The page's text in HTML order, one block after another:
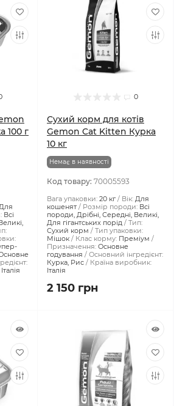
100 г
Всі
Італія
0
Сухий корм для котів
Gemon Cat Kitten Курка
10 кг
Немає в наявності
Код товару: 70005593
Вага упаковки: 20 кг Вік: Для
кошенят
Розмір породи: Всі
породи, Дрібні, Середні, Великі,
Для гігантських порід
Тип:
Сухий корм
Тип упаковки:
Мішок
Клас корму: Преміум
Призначення: Основне
годування
Основний інгредієнт:
Курка, Рис
Країна виробник:
Італія
2 150 грн